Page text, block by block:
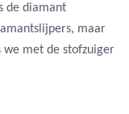
de diamant
maar
met de stofzuiger